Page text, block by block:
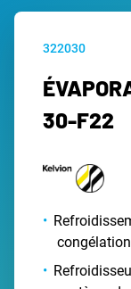
322030
30-F22